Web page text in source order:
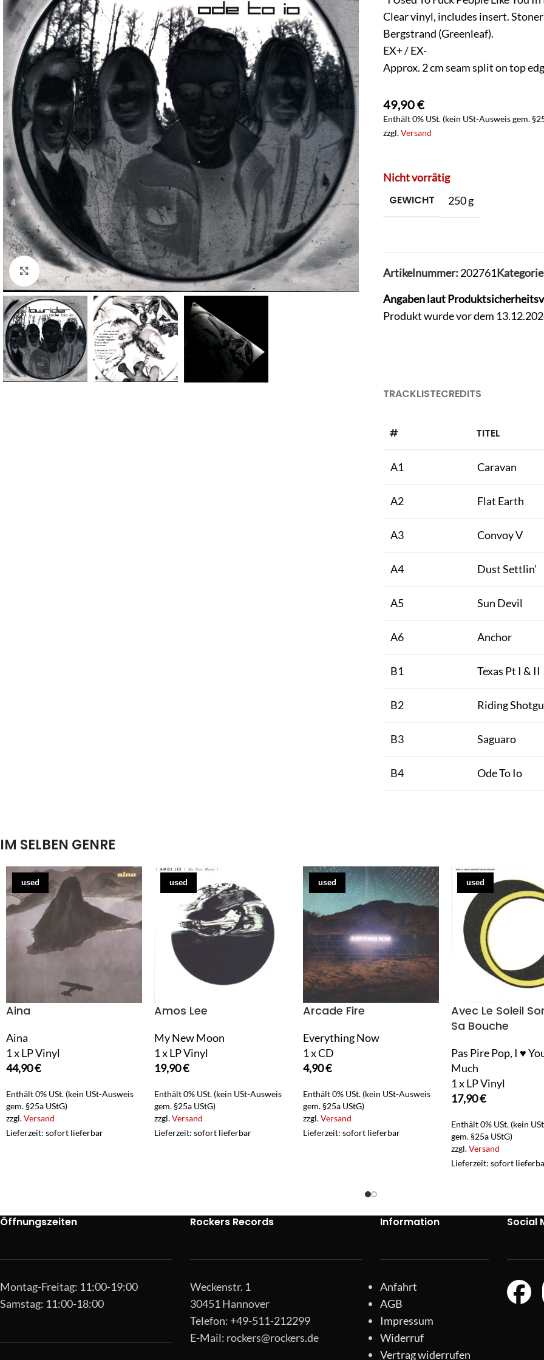
Klick zum Vergrößern
Clear vinyl, includes insert.
Bergstrand (Greenleaf).
EX+ / EX-
Approx. 2 cm seam split on top
49,90€
Enthält 0% USt. (kein USt-Ausweis gem.
zzgl.Versand
Nicht vorrätig
GEWICHT 250 g
Artikelnummer: 202761
Angaben laut
Produkt wurde vor dem
TRACKLISTECREDITS
# TITEL
A1 Caravan
A2 Flat Earth
A3 Convoy V
A4 Dust Settlin’
A5 Sun Devil
A6 Anchor
B1 Texas Pt I & II
B2 Riding
B3 Saguaro
B4 Ode To Io
IM SELBEN GENRE
used
Aina
Aina
1 x LP Vinyl
44,90€
Enthält 0% USt. (kein USt-Ausweis
gem. §25a UStG)
zzgl.Versand
Lieferzeit: sofort lieferbar
used
Amos Lee
My New Moon
1 x LP Vinyl
19,90€
Enthält 0% USt. (kein USt-Ausweis
gem. §25a UStG)
zzgl.Versand
Lieferzeit: sofort lieferbar
used
Arcade Fire
Everything Now
1 x CD
4,90€
Enthält 0% USt. (kein USt-Ausweis
gem. §25a UStG)
zzgl.Versand
Lieferzeit: sofort lieferbar
used
Avec Le Soleil
Sa Bouche
Pas Pire Pop, I ♥
Much
1 x LP Vinyl
17,90€
Enthält 0% USt. (kein
gem. §25a UStG)
zzgl.Versand
Lieferzeit: sofort
Öffnungszeiten
Montag-Freitag: 11:00-19:00
Samstag: 11:00-18:00
Rockers Records
Weckenstr. 1
30451 Hannover
Telefon: +49-511-212299
E-Mail: rockers@rockers.de
Information
Anfahrt
AGB
Impressum
Widerruf
Vertrag widerrufen
Social